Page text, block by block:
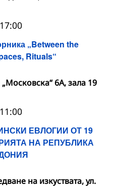
„Between the
Rituals“
6А, зала 19
ЕВЛОГИИ ОТ 19
НА РЕПУБЛИКА
на изкуствата, ул.